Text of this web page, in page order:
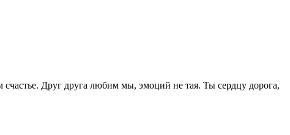
Друг друга любим мы, эмоций не тая. Ты сердцу дорога,